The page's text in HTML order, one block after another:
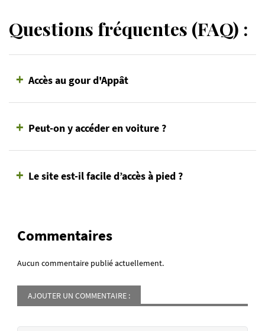
Questions fréquentes (FAQ) :
+ Accès au gour d'Appât
+ Peut-on y accéder en voiture ?
+ Le site est-il facile d’accès à pied ?
Commentaires
Aucun commentaire publié actuellement.
AJOUTER UN COMMENTAIRE :